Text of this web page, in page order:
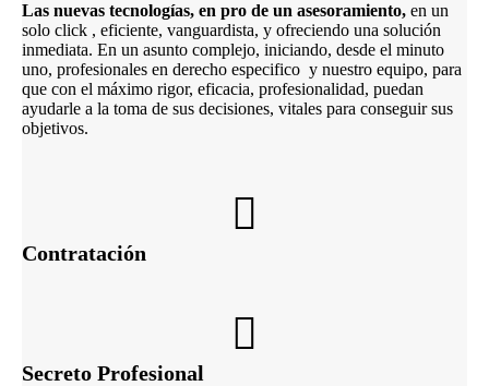
Las nuevas tecnologías, en pro de un asesoramiento, en un
solo click , eficiente, vanguardista, y ofreciendo una solución
inmediata. En un asunto complejo, iniciando, desde el minuto
uno, profesionales en derecho especifico y nuestro equipo, para
que con el máximo rigor, eficacia, profesionalidad, puedan
ayudarle a la toma de sus decisiones, vitales para conseguir sus
objetivos.
Contratación
Secreto Profesional